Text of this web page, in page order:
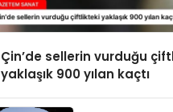
Çin’de sellerin vurduğu
yaklaşık 900 yılan kaçtı